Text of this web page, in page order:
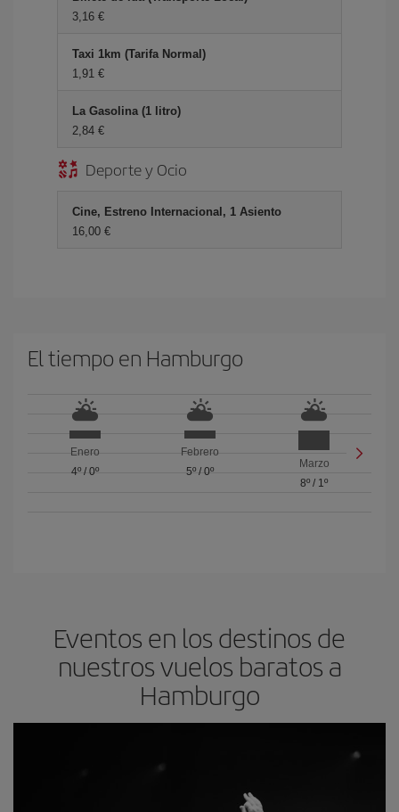
3,16 €
Taxi 1km (Tarifa Normal)
1,91 €
La Gasolina (1 litro)
2,84 €
Deporte y Ocio
Cine, Estreno Internacional, 1 Asiento
16,00 €
El tiempo en Hamburgo
Enero
4º/ 0º
Febrero
5º/ 0º
Marzo
8º / 1º
Eventos en los destinos de
nuestros vuelos baratos a
Hamburgo